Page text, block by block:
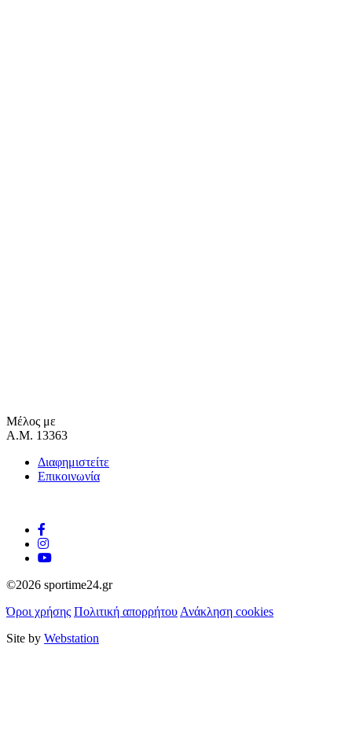
Μέλος με
Α.Μ. 13363
Διαφημιστείτε
Επικοινωνία
©2026 sportime24.gr
Όροι χρήσης Πολιτική απορρήτου Ανάκληση cookies
Site by Webstation